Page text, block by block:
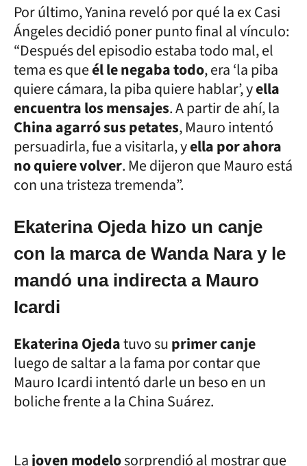
Por último, Yanina reveló por qué la ex Casi
Ángeles decidió poner punto final al vínculo:
“Después del episodio estaba todo mal, el
tema es queél le negaba todo, era ‘la piba
quiere cámara, la piba quiere hablar’, yella
encuentra los mensajes. A partir de ahí, la
China agarró sus petates, Mauro intentó
persuadirla, fue a visitarla, yella por ahora
no quiere volver. Me dijeron que Mauro está
con una tristeza tremenda”.
Ekaterina Ojeda hizo un canje
con la marca de Wanda Nara y le
mandó una indirecta a Mauro
Icardi
Ekaterina Ojedatuvo suprimer canje
luego de saltar a la fama por contar que
Mauro Icardi intentó darle un beso en un
boliche frente a la China Suárez.
Lajoven modelosorprendió al mostrar que